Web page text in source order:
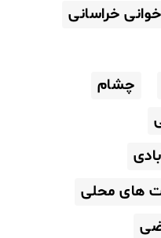
خراسانی
چشام
های محلی